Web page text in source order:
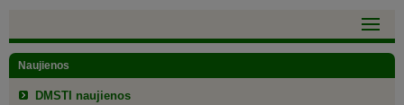
Naujienos
DMSTI naujienos